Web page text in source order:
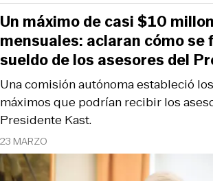
23 MARZO
Una comisión autónoma estableció
máximos que podrían recibir los
Presidente Kast.
Un máximo de casi $10
mensuales: aclaran cómo se
sueldo de los asesores del